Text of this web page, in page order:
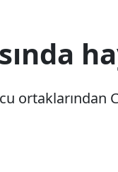
ortaklarından